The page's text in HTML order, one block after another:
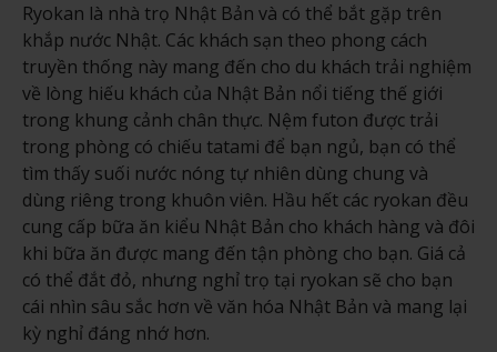
Ryokan là nhà trọ Nhật Bản và có thể bắt gặp trên
khắp nước Nhật. Các khách sạn theo phong cách
truyền thống này mang đến cho du khách trải nghiệm
về lòng hiếu khách của Nhật Bản nổi tiếng thế giới
trong khung cảnh chân thực. Nệm futon được trải
trong phòng có chiếu tatami để bạn ngủ, bạn có thể
tìm thấy suối nước nóng tự nhiên dùng chung và
dùng riêng trong khuôn viên. Hầu hết các ryokan đều
cung cấp bữa ăn kiểu Nhật Bản cho khách hàng và đôi
khi bữa ăn được mang đến tận phòng cho bạn. Giá cả
có thể đắt đỏ, nhưng nghỉ trọ tại ryokan sẽ cho bạn
cái nhìn sâu sắc hơn về văn hóa Nhật Bản và mang lại
kỳ nghỉ đáng nhớ hơn.